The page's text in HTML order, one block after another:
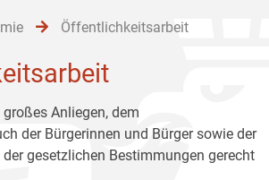
Öffentlichkeitsarbeit
Anliegen, dem
der Bürgerinnen und Bürger sowie der
gesetzlichen Bestimmungen gerecht